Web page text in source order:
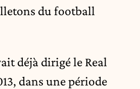
du football
déjà dirigé le Real
dans une période